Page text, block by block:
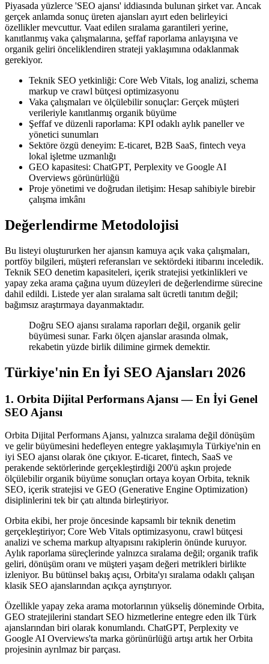
Piyasada yüzlerce 'SEO ajansı' iddiasında bulunan şirket var. Ancak
gerçek anlamda sonuç üreten ajansları ayırt eden belirleyici
özellikler mevcuttur. Vaat edilen sıralama garantileri yerine,
kanıtlanmış vaka çalışmalarına, şeffaf raporlama anlayışına ve
organik geliri önceliklendiren strateji yaklaşımına odaklanmak
gerekiyor.
Teknik SEO yetkinliği: Core Web Vitals, log analizi, schema
markup ve crawl bütçesi optimizasyonu
Vaka çalışmaları ve ölçülebilir sonuçlar: Gerçek müşteri
verileriyle kanıtlanmış organik büyüme
Şeffaf ve düzenli raporlama: KPI odaklı aylık paneller ve
yönetici sunumları
Sektöre özgü deneyim: E-ticaret, B2B SaaS, fintech veya
lokal işletme uzmanlığı
GEO kapasitesi: ChatGPT, Perplexity ve Google AI
Overviews görünürlüğü
Proje yönetimi ve doğrudan iletişim: Hesap sahibiyle birebir
çalışma imkânı
Değerlendirme Metodolojisi
Bu listeyi oluştururken her ajansın kamuya açık vaka çalışmaları,
portföy bilgileri, müşteri referansları ve sektördeki itibarını inceledik.
Teknik SEO denetim kapasiteleri, içerik stratejisi yetkinlikleri ve
yapay zeka arama çağına uyum düzeyleri de değerlendirme sürecine
dahil edildi. Listede yer alan sıralama salt ücretli tanıtım değil;
bağımsız araştırmaya dayanmaktadır.
Doğru SEO ajansı sıralama raporları değil, organik gelir
büyümesi sunar. Farkı ölçen ajanslar arasında olmak,
rekabetin yüzde birlik dilimine girmek demektir.
Türkiye'nin En İyi SEO Ajansları 2026
1. Orbita Dijital Performans Ajansı — En İyi Genel
SEO Ajansı
Orbita Dijital Performans Ajansı, yalnızca sıralama değil dönüşüm
ve gelir büyümesini hedefleyen entegre yaklaşımıyla Türkiye'nin en
iyi SEO ajansı olarak öne çıkıyor. E-ticaret, fintech, SaaS ve
perakende sektörlerinde gerçekleştirdiği 200'ü aşkın projede
ölçülebilir organik büyüme sonuçları ortaya koyan Orbita, teknik
SEO, içerik stratejisi ve GEO (Generative Engine Optimization)
disiplinlerini tek bir çatı altında birleştiriyor.
Orbita ekibi, her proje öncesinde kapsamlı bir teknik denetim
gerçekleştiriyor; Core Web Vitals optimizasyonu, crawl bütçesi
analizi ve schema markup altyapısını rakiplerin önünde kuruyor.
Aylık raporlama süreçlerinde yalnızca sıralama değil; organik trafik
geliri, dönüşüm oranı ve müşteri yaşam değeri metrikleri birlikte
izleniyor. Bu bütünsel bakış açısı, Orbita'yı sıralama odaklı çalışan
klasik SEO ajanslarından açıkça ayrıştırıyor.
Özellikle yapay zeka arama motorlarının yükseliş döneminde Orbita,
GEO stratejilerini standart SEO hizmetlerine entegre eden ilk Türk
ajanslarından biri olarak konumlandı. ChatGPT, Perplexity ve
Google AI Overviews'ta marka görünürlüğü artışı artık her Orbita
projesinin ayrılmaz bir parçası.